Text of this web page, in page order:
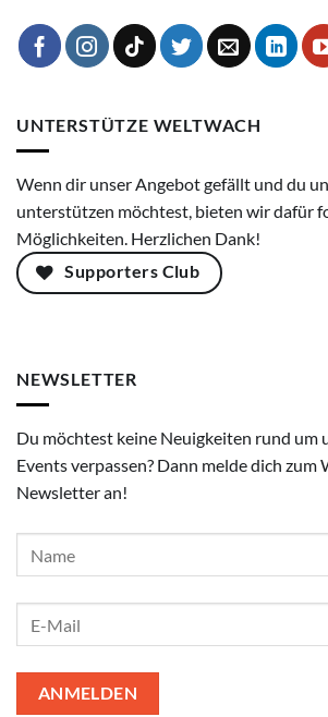
UNTERSTÜTZE WELTWACH
Wenn dir unser Angebot gefällt und du
unterstützen möchtest, bieten wir dafür
Möglichkeiten. Herzlichen Dank!
Supporters Club
NEWSLETTER
Du möchtest keine Neuigkeiten rund um
Events verpassen? Dann melde dich zum
Newsletter an!